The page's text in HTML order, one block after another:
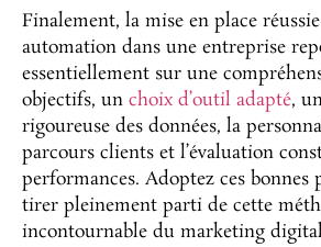
Finalement, la mise en place
automation dans une entreprise
essentiellement sur une
objectifs, un choix d’outil adapté,
rigoureuse des données, la
parcours clients et l’évaluation
performances. Adoptez ces bonnes
tirer pleinement parti de cette
incontournable du marketing